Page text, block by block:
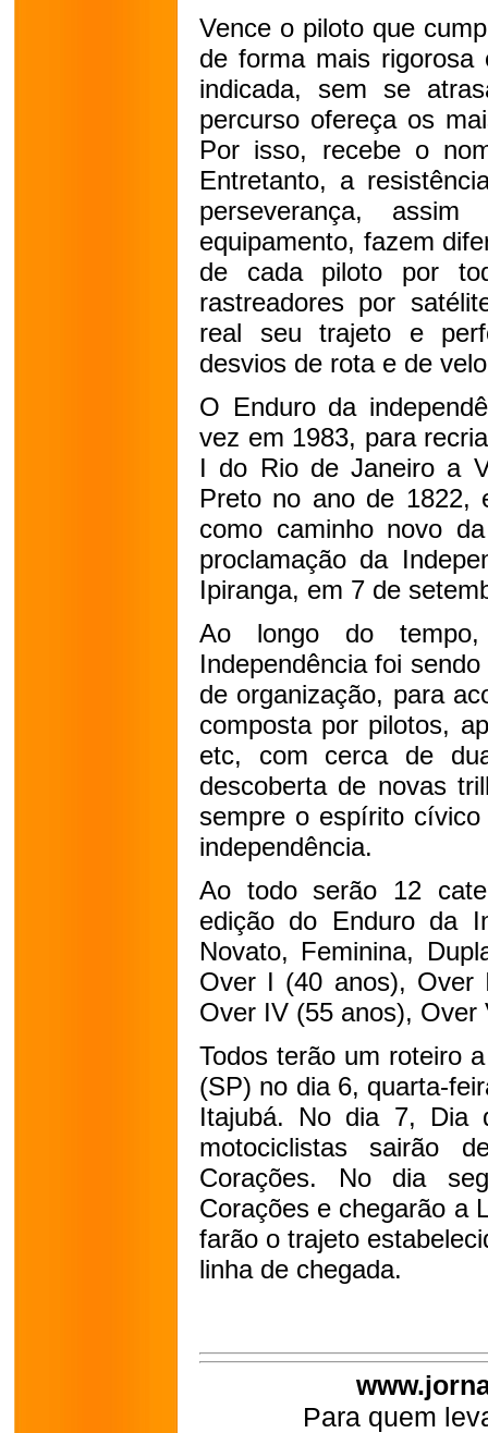
Vence o piloto que
de forma mais
indicada, sem se
percurso ofereça os
Por isso, recebe o
Entretanto, a
perseverança,
equipamento, fazem
de cada piloto por
rastreadores por
real seu trajeto e
desvios de rota e de
O Enduro da
vez em 1983, para
I do Rio de Janeiro a
Preto no ano de 1822,
como caminho novo
proclamação da
Ipiranga, em 7 de
Ao longo do
Independência foi
de organização, para
composta por pilotos,
etc, com cerca de
descoberta de novas
sempre o espírito
independência.
Ao todo serão 12
edição do Enduro da
Novato, Feminina,
Over I (40 anos),
Over IV (55 anos),
Todos terão um roteiro
(SP) no dia 6, quarta-
Itajubá. No dia 7, Dia
motociclistas sairão
Corações. No dia
Corações e chegarão a
farão o trajeto
linha de chegada.
Para quem